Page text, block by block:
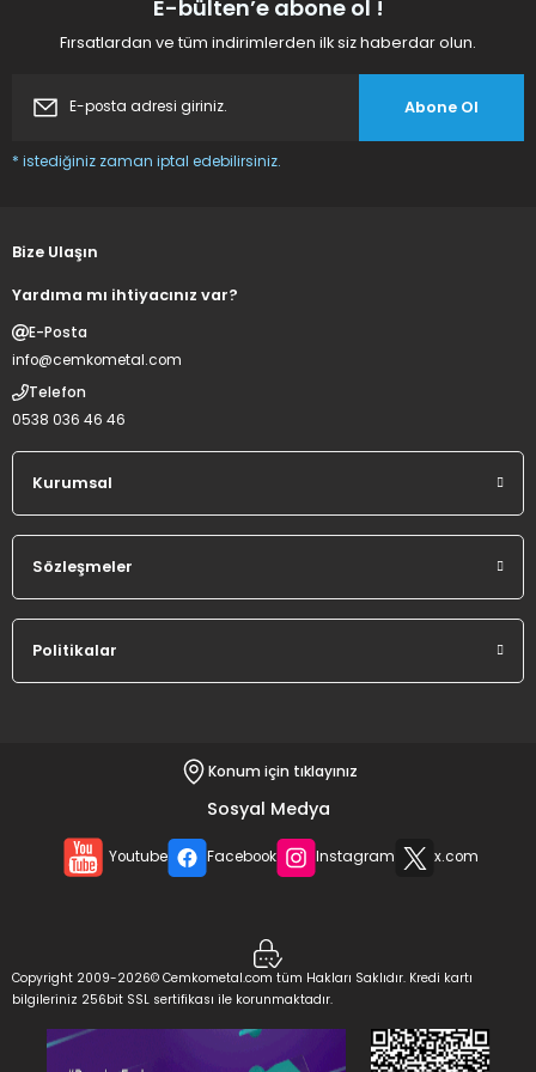
1.800,00 TL
Sepete Ekle
%28 İNDİRİM
2.900,00 TL
2.100,00 TL
Sepete Ekle
Bardak Mısır Kazanı Kapağı 30 cm
%28 İNDİRİM
%32 İNDİRİM
3.100,00 TL
E-bülten’e abone ol !
Fırsatlardan ve tüm indirimlerden ilk siz haberdar olun.
Abone Ol
* istediğiniz zaman iptal edebilirsiniz.
Bize Ulaşın
Yardıma mı ihtiyacınız var?
E-Posta
info@cemkometal.com
Telefon
0538 036 46 46
Kurumsal
Sözleşmeler
Politikalar
Konum için tıklayınız
Sosyal Medya
Youtube Facebook Instagram x.com
Copyright 2009-2026© Cemkometal.com tüm Hakları Saklıdır. Kredi kartı
bilgileriniz 256bit SSL sertifikası ile korunmaktadır.